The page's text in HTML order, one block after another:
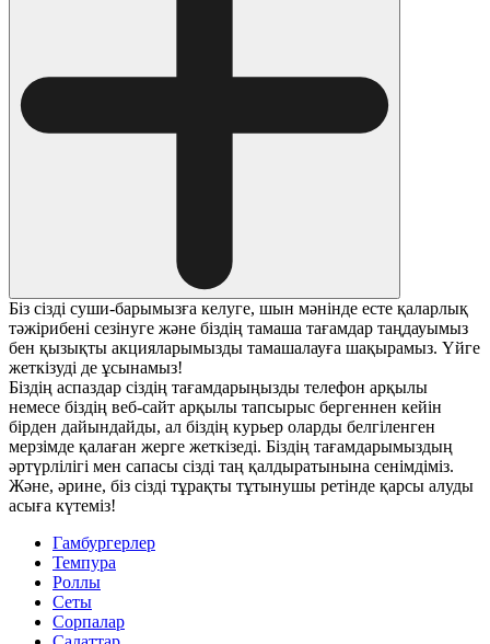
Біз сізді суши-барымызға келуге, шын мәнінде есте қаларлық
тәжірибені сезінуге және біздің тамаша тағамдар таңдауымыз
бен қызықты акцияларымызды тамашалауға шақырамыз. Үйге
жеткізуді де ұсынамыз!
Біздің аспаздар сіздің тағамдарыңызды телефон арқылы
немесе біздің веб-сайт арқылы тапсырыс бергеннен кейін
бірден дайындайды, ал біздің курьер оларды белгіленген
мерзімде қалаған жерге жеткізеді. Біздің тағамдарымыздың
әртүрлілігі мен сапасы сізді таң қалдыратынына сенімдіміз.
Және, әрине, біз сізді тұрақты тұтынушы ретінде қарсы алуды
асыға күтеміз!
Гамбургерлер
Темпура
Роллы
Сеты
Сорпалар